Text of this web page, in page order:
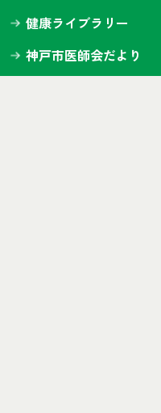
健康ライブラリー
神戸市医師会だより